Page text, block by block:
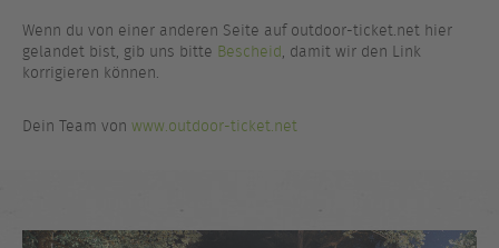
Wenn du von einer anderen Seite auf outdoor-ticket.net hier
gelandet bist, gib uns bitte Bescheid, damit wir den Link
korrigieren können.
Dein Team von www.outdoor-ticket.net